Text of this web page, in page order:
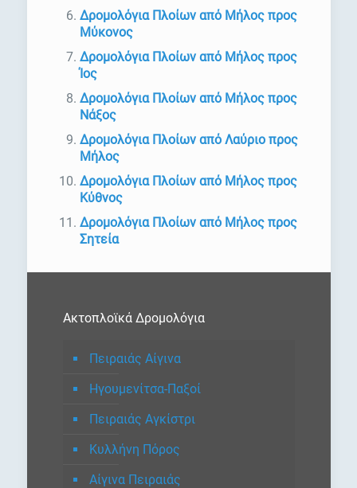
Δρομολόγια Πλοίων από Μήλος προς
Μύκονος
Δρομολόγια Πλοίων από Μήλος προς
Ίος
Δρομολόγια Πλοίων από Μήλος προς
Νάξος
Δρομολόγια Πλοίων από Λαύριο προς
Μήλος
Δρομολόγια Πλοίων από Μήλος προς
Κύθνος
Δρομολόγια Πλοίων από Μήλος προς
Σητεία
Ακτοπλοϊκά Δρομολόγια
Πειραιάς Αίγινα
Ηγουμενίτσα-Παξοί
Πειραιάς Αγκίστρι
Κυλλήνη Πόρος
Αίγινα Πειραιάς